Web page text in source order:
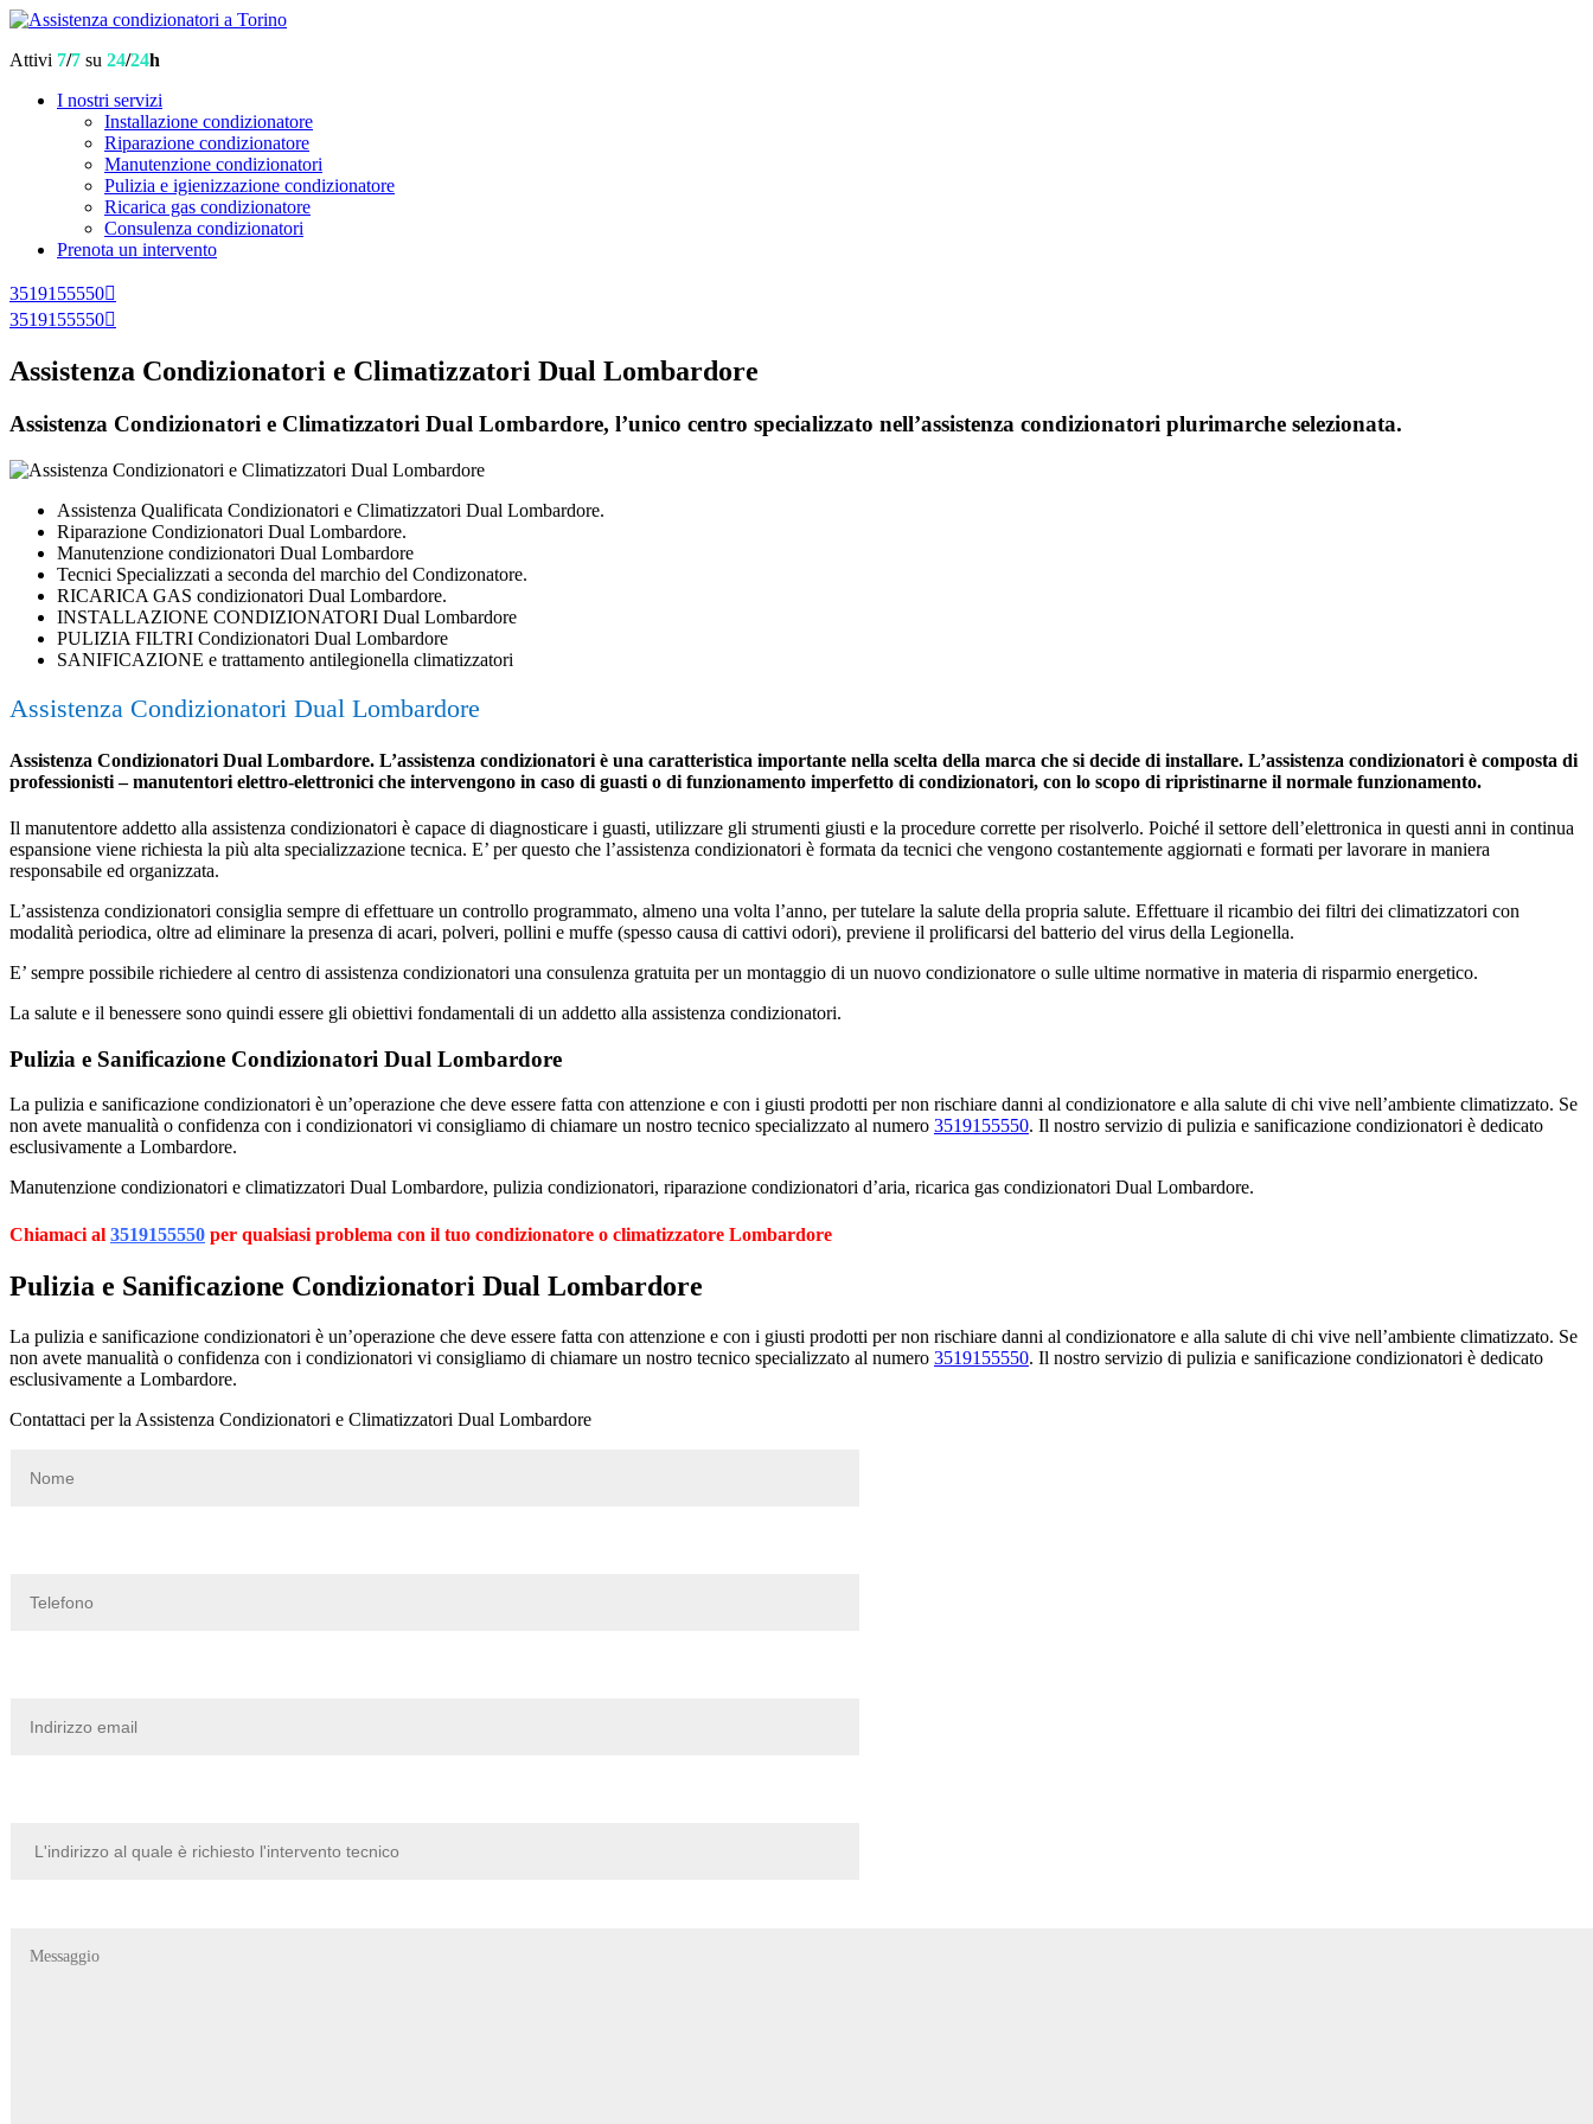
Attivi 7/7 su 24/24h
I nostri servizi
Installazione condizionatore
Riparazione condizionatore
Manutenzione condizionatori
Pulizia e igienizzazione condizionatore
Ricarica gas condizionatore
Consulenza condizionatori
Prenota un intervento
3519155550
3519155550
Assistenza Condizionatori e Climatizzatori Dual Lombardore
Assistenza Condizionatori e Climatizzatori Dual Lombardore, l’unico centro specializzato nell’assistenza condizionatori plurimarche selezionata.
Assistenza Qualificata Condizionatori e Climatizzatori Dual Lombardore.
Riparazione Condizionatori Dual Lombardore.
Manutenzione condizionatori Dual Lombardore
Tecnici Specializzati a seconda del marchio del Condizonatore.
RICARICA GAS condizionatori Dual Lombardore.
INSTALLAZIONE CONDIZIONATORI Dual Lombardore
PULIZIA FILTRI Condizionatori Dual Lombardore
SANIFICAZIONE e trattamento antilegionella climatizzatori
Assistenza Condizionatori Dual Lombardore
Assistenza Condizionatori Dual Lombardore. L’assistenza condizionatori è una caratteristica importante nella scelta della marca che si decide di installare. L’assistenza condizionatori è composta di
professionisti – manutentori elettro-elettronici che intervengono in caso di guasti o di funzionamento imperfetto di condizionatori, con lo scopo di ripristinarne il normale funzionamento.
Il manutentore addetto alla assistenza condizionatori è capace di diagnosticare i guasti, utilizzare gli strumenti giusti e la procedure corrette per risolverlo. Poiché il settore dell’elettronica in questi anni in continua
espansione viene richiesta la più alta specializzazione tecnica. E’ per questo che l’assistenza condizionatori è formata da tecnici che vengono costantemente aggiornati e formati per lavorare in maniera
responsabile ed organizzata.
L’assistenza condizionatori consiglia sempre di effettuare un controllo programmato, almeno una volta l’anno, per tutelare la salute della propria salute. Effettuare il ricambio dei filtri dei climatizzatori con
modalità periodica, oltre ad eliminare la presenza di acari, polveri, pollini e muffe (spesso causa di cattivi odori), previene il prolificarsi del batterio del virus della Legionella.
E’ sempre possibile richiedere al centro di assistenza condizionatori una consulenza gratuita per un montaggio di un nuovo condizionatore o sulle ultime normative in materia di risparmio energetico.
La salute e il benessere sono quindi essere gli obiettivi fondamentali di un addetto alla assistenza condizionatori.
Pulizia e Sanificazione Condizionatori Dual Lombardore
La pulizia e sanificazione condizionatori è un’operazione che deve essere fatta con attenzione e con i giusti prodotti per non rischiare danni al condizionatore e alla salute di chi vive nell’ambiente climatizzato. Se
non avete manualità o confidenza con i condizionatori vi consigliamo di chiamare un nostro tecnico specializzato al numero 3519155550. Il nostro servizio di pulizia e sanificazione condizionatori è dedicato
esclusivamente a Lombardore.
Manutenzione condizionatori e climatizzatori Dual Lombardore, pulizia condizionatori, riparazione condizionatori d’aria, ricarica gas condizionatori Dual Lombardore.
Chiamaci al 3519155550 per qualsiasi problema con il tuo condizionatore o climatizzatore Lombardore
Pulizia e Sanificazione Condizionatori Dual Lombardore
La pulizia e sanificazione condizionatori è un’operazione che deve essere fatta con attenzione e con i giusti prodotti per non rischiare danni al condizionatore e alla salute di chi vive nell’ambiente climatizzato. Se
non avete manualità o confidenza con i condizionatori vi consigliamo di chiamare un nostro tecnico specializzato al numero 3519155550. Il nostro servizio di pulizia e sanificazione condizionatori è dedicato
esclusivamente a Lombardore.
Contattaci per la Assistenza Condizionatori e Climatizzatori Dual Lombardore